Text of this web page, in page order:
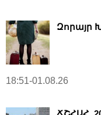
Զորայր
18:51-01.08.26